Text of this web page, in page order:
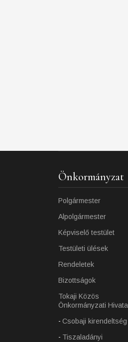
Önkormányzat
Polgármester
Alpolgármester
Képviselő testület
Testületi ülések
Rendeletek
Bizottságok
Tokaji Közös
Önkormányzati Hivatal
Csobaji kirendeltség
Tiszaladányi